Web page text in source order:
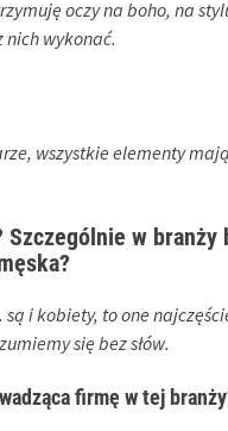
oczy na boho, na
wykonać.
wszystkie elementy
w branży
i kobiety, to one
się bez słów.
firmę w tej